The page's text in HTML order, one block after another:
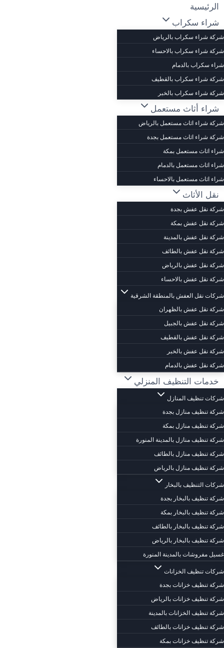
التجاوز
إلى
المحتوى
الرئيسية
شراء سكراب
شركة شراء سكراب بالرياض
شركة شراء سكراب بالاحساء
شراء سكراب بالدمام
شركة شراء سكراب بالقطيف
شركة شراء سكراب بالخبر
شراء أثاث مستعمل
شركة شراء اثاث مستعمل بالرياض
شركة شراء اثاث مستعمل بجدة
شراء اثاث مستعمل بمكة
شراء اثاث مستعمل بالدمام
شراء اثاث مستعمل بالاحساء
نقل الأثاث
شركة نقل عفش بجدة
شركة نقل عفش بمكة
شركة نقل عفش بالمدينة
شركة نقل عفش بالطائف
شركة نقل عفش بالرياض
شركة نقل عفش بالاحساء
شركات نقل العفش بالمنطقة الشرقية
شركة نقل عفش بالظهران
شركة نقل عفش بالجبيل
شركة نقل عفش بالقطيف
شركة نقل عفش بالخبر
شركة نقل عفش بالدمام
خدمات التنظيف المنزلي
شركات تنظيف المنازل
شركة تنظيف منازل بجدة
شركة تنظيف منازل بمكة
شركة تنظيف منازل بالمدينة المنورة
شركة تنظيف منازل بالطائف
شركة تنظيف منازل بالرياض
شركات التنظيف بالبخار
شركة تنظيف بالبخار بجدة
شركة تنظيف بالبخار بمكة
شركة تنظيف بالبخار بالطائف
شركة تنظيف بالبخار بالرياض
غسيل مفروشات بالمدينة المنورة
شركات تنظيف الخزانات
شركة تنظيف خزانات بجدة
شركة تنظيف خزانات بالرياض
شركة تنظيف الخزانات بالمدينة
شركة تنظيف خزانات بالطائف
شركة تنظيف خزانات بمكة